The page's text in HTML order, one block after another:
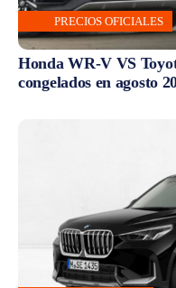
PRECIOS OFICIALES
Honda WR-V VS
congelados en agosto